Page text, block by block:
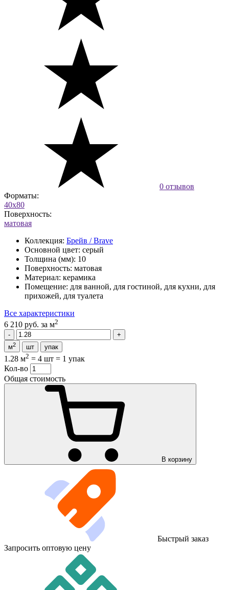
0 отзывов
Форматы:
40x80
Поверхность:
матовая
Коллекция: Брейв / Brave
Основной цвет: серый
Толщина (мм): 10
Поверхность: матовая
Материал: керамика
Помещение: для ванной, для гостиной, для кухни, для
прихожей, для туалета
Все характеристики
6 210 руб. за м2
м2 шт упак
1.28 м2 = 4 шт = 1 упак
Кол-во
Общая стоимость
В корзину
Быстрый заказ
Запросить оптовую цену